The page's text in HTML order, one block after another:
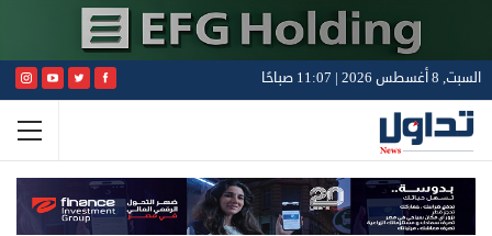
السبت, 8 أغسطس 2026 | 11:07 صباحًا